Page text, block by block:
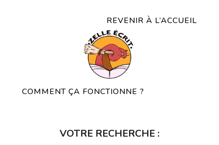
REVENIR À L’ACCUEIL
COMMENT ÇA FONCTIONNE ?
VOTRE RECHERCHE :